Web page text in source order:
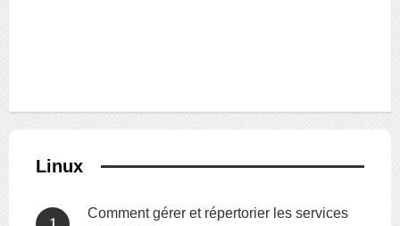
Linux
Comment gérer et répertorier les services